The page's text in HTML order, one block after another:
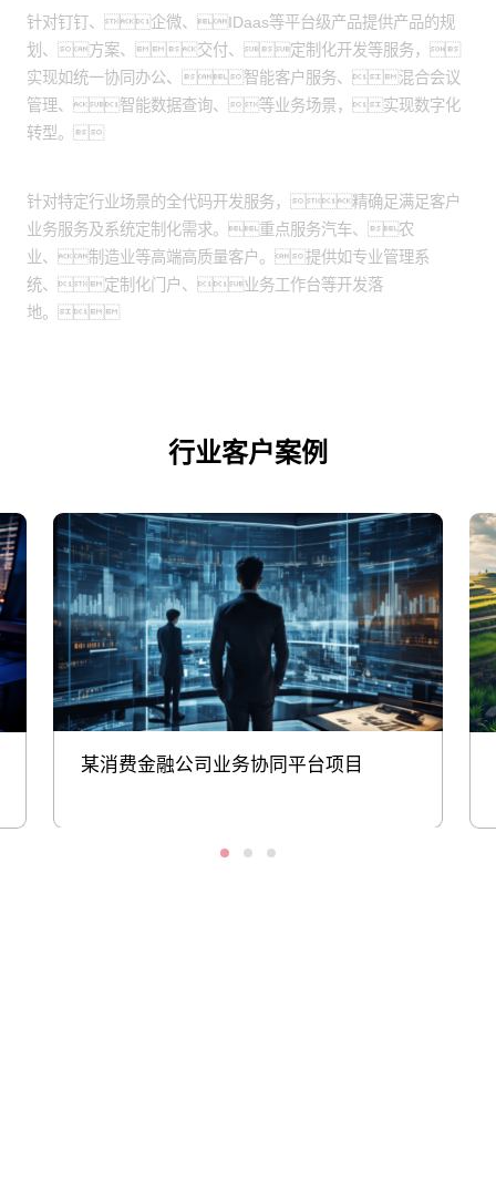
针对钉钉、企微、IDaas等平台级产品提供产品的规
划、方案、交付、定制化开发等服务，
实现如统一协同办公、智能客户服务、混合会议
管理、智能数据查询、等业务场景，实现数字化
转型。
针对特定行业场景的全代码开发服务，精确足满足客户
业务服务及系统定制化需求。重点服务汽车、农
业、制造业等高端高质量客户。提供如专业管理系
统、定制化门户、业务工作台等开发落
地。
行业客户案例
某消费金融公司业务协同平台项目